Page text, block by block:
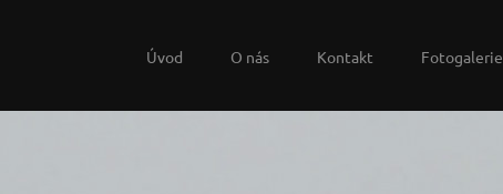
Úvod O nás Kontakt Fotogalerie